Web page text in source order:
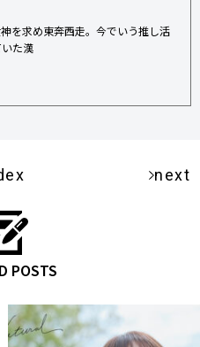
を求め東奔西走。今でいう推し活
た漢
next
POSTS